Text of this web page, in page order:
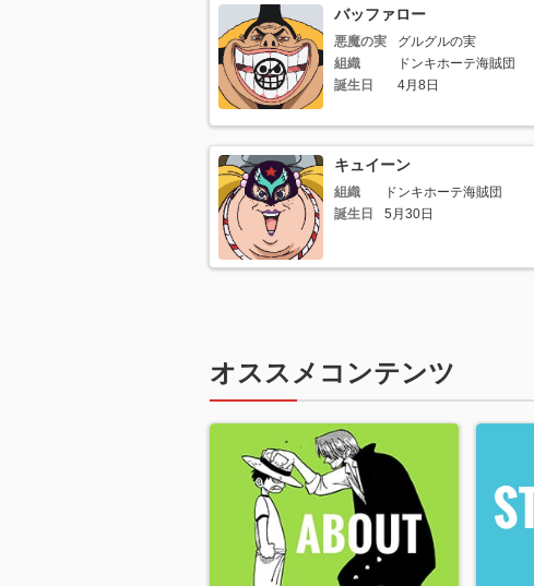
バッファロー
悪魔の実
グルグルの実
組織
ドンキホーテ海賊団
誕生日
4月8日
キュイーン
組織
ドンキホーテ海賊団
誕生日
5月30日
オススメコンテンツ